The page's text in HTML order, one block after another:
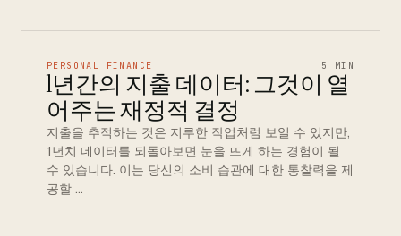
PERSONAL FINANCE 5 MIN
1년간의 지출 데이터: 그것이 열
어주는 재정적 결정
지출을 추적하는 것은 지루한 작업처럼 보일 수 있지만,
1년치 데이터를 되돌아보면 눈을 뜨게 하는 경험이 될
수 있습니다. 이는 당신의 소비 습관에 대한 통찰력을 제
공할 …